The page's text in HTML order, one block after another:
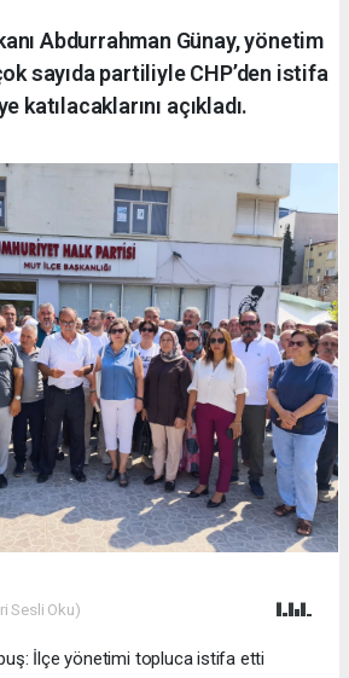
Abdurrahman Günay, yönetim
sayıda partiliyle CHP’den istifa
katılacaklarını açıkladı.
Sesli Oku)
İlçe yönetimi topluca istifa etti